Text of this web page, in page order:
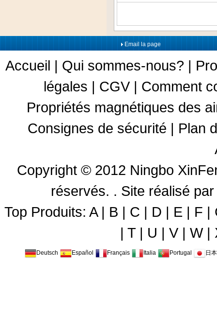
Email la page
Accueil | Qui sommes-nous? |
légales | CGV | Comment
Propriétés magnétiques des
Consignes de sécurité | Plan
Copyright © 2012 Ningbo
réservés. . Site réalisé
Top Produits: A| B | C | D | E | F |
| T| U | V| W|
Deutsch Español Français Italia Portugal 日